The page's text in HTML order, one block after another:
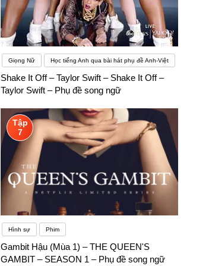
Giọng Nữ Học tiếng Anh qua bài hát phụ đề Anh-Việt
Shake It Off – Taylor Swift – Shake It Off –
Taylor Swift – Phụ đề song ngữ
Tập
7
Hình sự Phim
Gambit Hậu (Mùa 1) – THE QUEEN'S
GAMBIT – SEASON 1 – Phụ đề song ngữ